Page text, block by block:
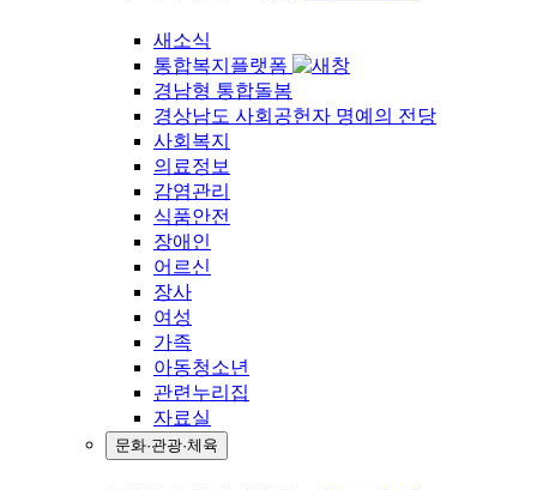
새소식
통합복지플랫폼
경남형 통합돌봄
경상남도 사회공헌자 명예의 전당
사회복지
의료정보
감염관리
식품안전
장애인
어르신
장사
여성
가족
아동청소년
관련누리집
자료실
문화·관광·체육